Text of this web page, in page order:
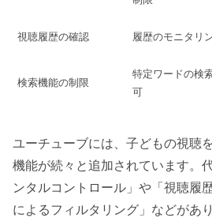
視聴履歴の確認 履歴のモニタリ
検索機能の制限
特定ワードの検
可
ユーチューブには、子どもの視聴
機能が続々と追加されています。
ンタルコントロール」や「視聴履
によるフィルタリング」などがあ